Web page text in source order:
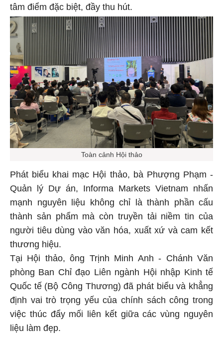
tâm điểm đặc biệt, đầy thu hút.
Toàn cảnh Hội thảo
Phát biểu khai mạc Hội thảo, bà Phượng Phạm -
Quản lý Dự án, Informa Markets Vietnam nhấn
mạnh nguyên liệu không chỉ là thành phần cấu
thành sản phẩm mà còn truyền tải niềm tin của
người tiêu dùng vào văn hóa, xuất xứ và cam kết
thương hiệu.
Tại Hội thảo, ông Trịnh Minh Anh - Chánh Văn
phòng Ban Chỉ đạo Liên ngành Hội nhập Kinh tế
Quốc tế (Bộ Công Thương) đã phát biểu và khẳng
định vai trò trọng yếu của chính sách công trong
việc thúc đẩy mối liên kết giữa các vùng nguyên
liệu làm đẹp.